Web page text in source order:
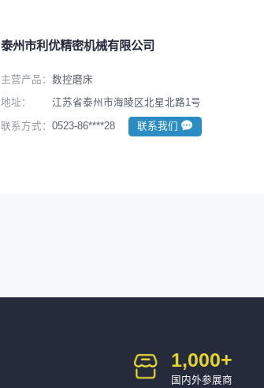
泰州市利优精密机械有限公司
主营产品： 数控磨床
地址： 江苏省泰州市海陵区北星北路1号
联系方式： 0523-86****28 联系我们
1,000+
国内外参展商